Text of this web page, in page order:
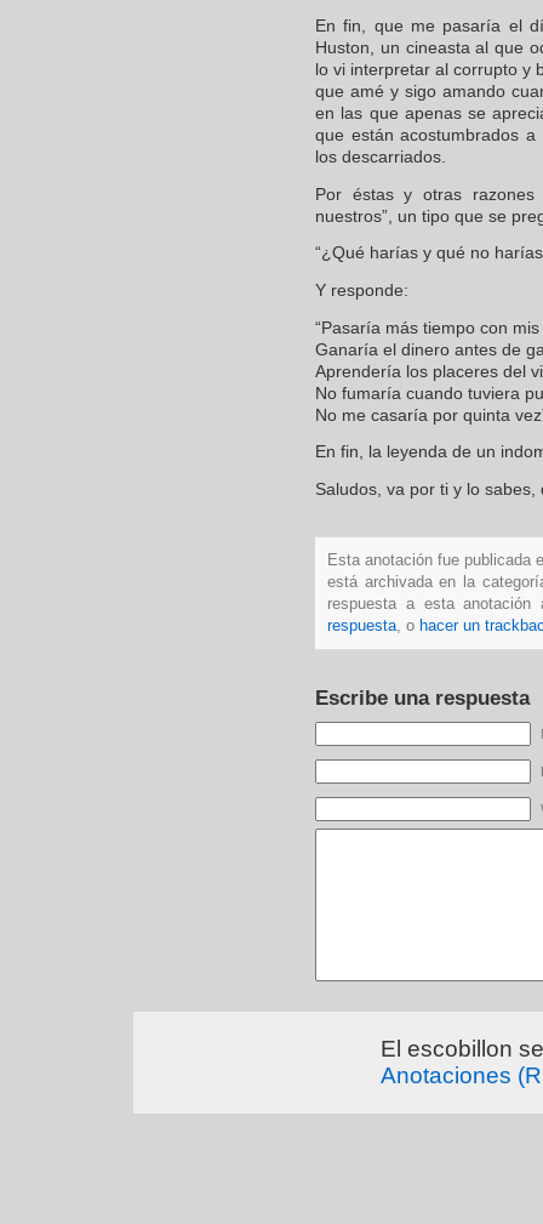
En fin, que me pasaría el
Huston, un cineasta al que
lo vi interpretar al corrupto y
que amé y sigo amando
en las que apenas se
que están acostumbrados
los descarriados.
Por éstas y otras
nuestros”, un tipo que se
“¿Qué harías y qué no
Y responde:
“Pasaría más tiempo con
Ganaría el dinero antes de
Aprendería los placeres del
No fumaría cuando tuviera
No me casaría por quinta
En fin, la leyenda de un
Saludos, va por ti y lo
Esta anotación fue publicada
está archivada en la
respuesta a esta
respuesta , o hacer un
Escribe una respuesta
El escobillon
Anotaciones